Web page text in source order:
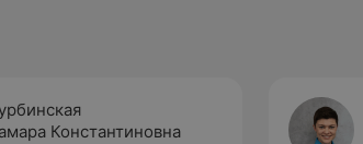
Константиновна